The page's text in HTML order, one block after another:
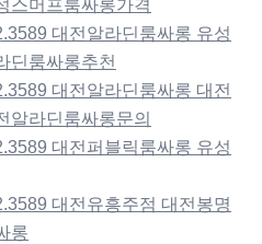
스머프룸싸롱가격
대전알라딘룸싸롱 유성
딘룸싸롱추천
대전알라딘룸싸롱 대전
알라딘룸싸롱문의
대전퍼블릭룸싸롱 유성
대전유흥주점 대전봉명
롱